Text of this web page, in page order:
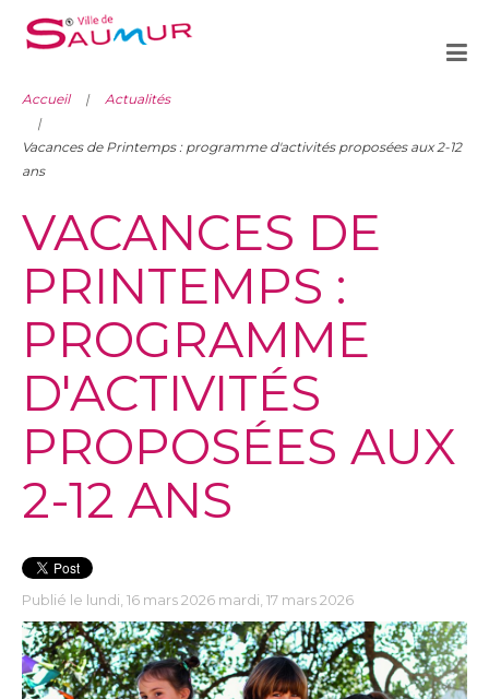
Accueil Actualités
Vacances de Printemps : programme d'activités proposées aux 2-12
ans
VACANCES DE
PRINTEMPS :
PROGRAMME
D'ACTIVITÉS
PROPOSÉES AUX
2-12 ANS
Publié le lundi, 16 mars 2026 mardi, 17 mars 2026